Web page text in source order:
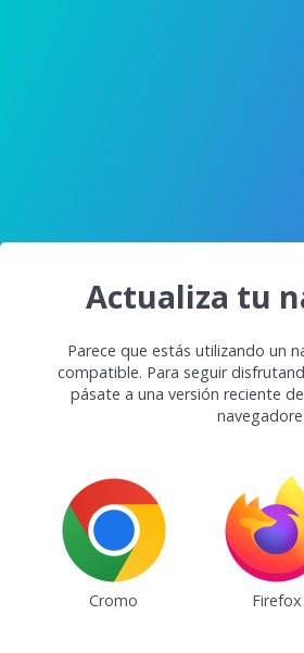
Actualiza tu
Parece que estás utilizando un
compatible. Para seguir
pásate a una versión reciente
Cromo Firefox